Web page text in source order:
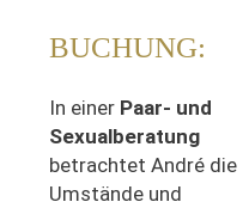
BUCHUNG:
In einer Paar- und
Sexualberatung
betrachtet André die
Umstände und